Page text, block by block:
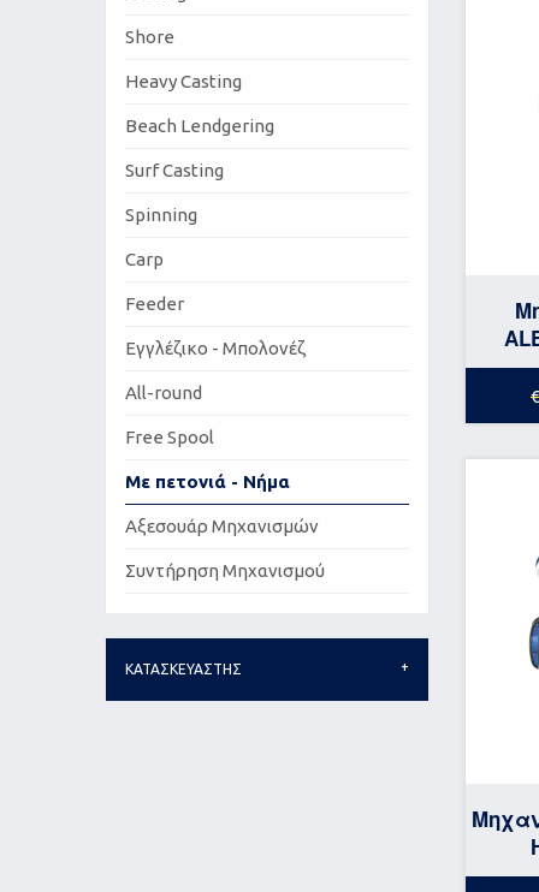
Shore
Heavy Casting
Beach Lendgering
Surf Casting
Spinning
Carp
Feeder
Εγγλέζικο - Μπολονέζ
All-round
Free Spool
Με πετονιά - Νήμα
Αξεσουάρ Μηχανισμών
Συντήρηση Μηχανισμού
ΚΑΤΑΣΚΕΥΑΣΤΗΣ